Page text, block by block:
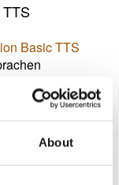
About
Basic TTS